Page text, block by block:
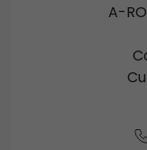
A-